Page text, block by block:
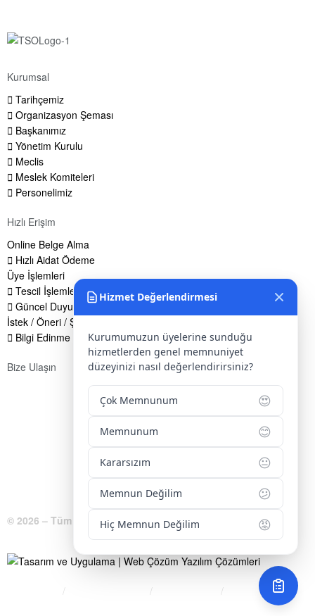
Kurumsal
Tarihçemiz
Organizasyon Şeması
Başkanımız
Yönetim Kurulu
Meclis
Meslek Komiteleri
Personelimiz
Hızlı Erişim
Online Belge Alma
Hızlı Aidat Ödeme
Üye İşlemleri
Tescil İşlemleri
Güncel Duyurular
İstek / Öneri / Şikayet Formu
Bilgi Edinme Hakkı
Bize Ulaşın
Yenice Mah. Atatürk Cad. Tüccarlar İşhanı Kat:1 No:1
KIRŞEHİR / TÜRKİYE
0 386 213 11 86
0 544 213 11 86
bilgi@kirsehirtso.org.tr
© 2026 – Tüm Hakları Saklıdır.
İletişim
Hizmet Değerlendirmesi
Kurumumuzun üyelerine sunduğu
hizmetlerden genel memnuniyet
düzeyinizi nasıl değerlendirirsiniz?
Çok Memnunum 😍
Memnunum 😊
Kararsızım 😐
Memnun Değilim 😕
Hiç Memnun Değilim 😡